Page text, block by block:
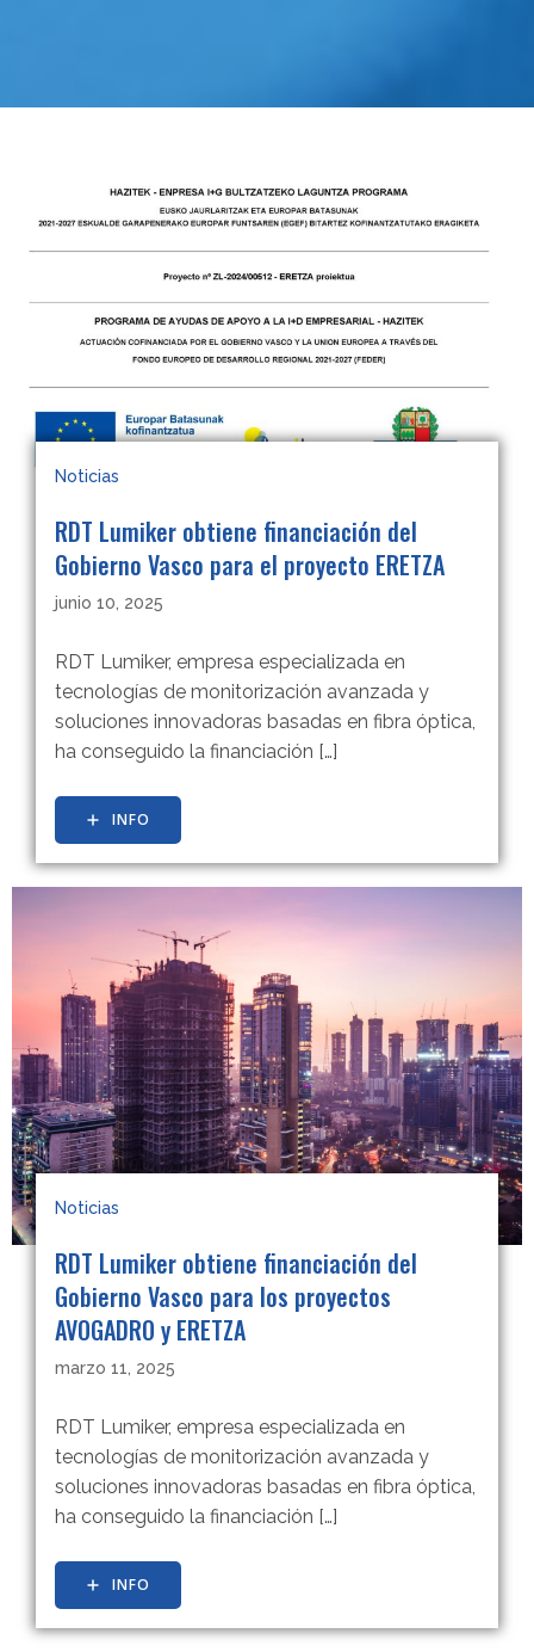
Noticias
RDT Lumiker obtiene financiación del
Gobierno Vasco para el proyecto ERETZA
junio 10, 2025
RDT Lumiker, empresa especializada en
tecnologías de monitorización avanzada y
soluciones innovadoras basadas en fibra óptica,
ha conseguido la financiación […]
INFO
Noticias
RDT Lumiker obtiene financiación del
Gobierno Vasco para los proyectos
AVOGADRO y ERETZA
marzo 11, 2025
RDT Lumiker, empresa especializada en
tecnologías de monitorización avanzada y
soluciones innovadoras basadas en fibra óptica,
ha conseguido la financiación […]
INFO